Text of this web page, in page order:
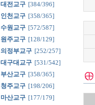
대전교구 [384/396]
인천교구 [358/365]
수원교구 [572/587]
원주교구 [128/129]
의정부교구 [252/257]
대구대교구 [531/542]
부산교구 [358/365]
청주교구 [198/206]
마산교구 [177/179]